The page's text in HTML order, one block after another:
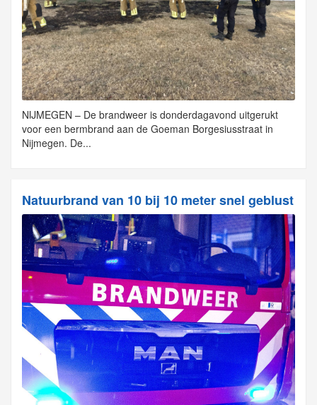
NIJMEGEN – De brandweer is donderdagavond uitgerukt
voor een bermbrand aan de Goeman Borgesiusstraat in
Nijmegen. De...
Natuurbrand van 10 bij 10 meter snel geblust